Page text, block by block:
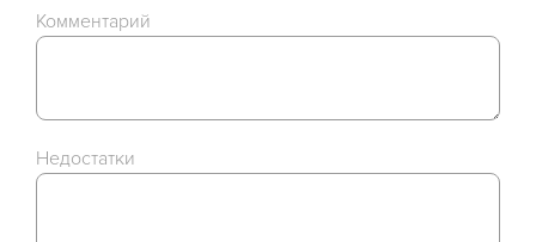
Комментарий
Недостатки